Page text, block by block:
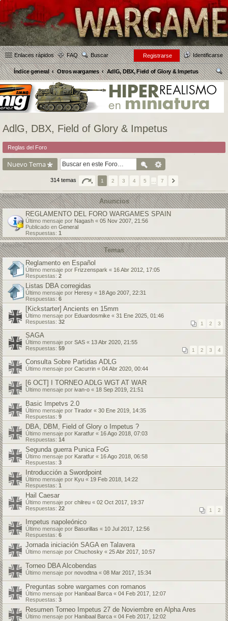
Enlaces rápidos FAQ Buscar Identificarse
Registrarse
Índice general Otros wargames
AdlG, DBX, Field of Glory & Impetus
us
AdlG, DBX, Field of Glory & Impetus
Reglas del Foro
Nuevo Tema
314 temas 1 2 3 4 5 7
Anuncios
REGLAMENTO DEL FORO WARGAMES SPAIN
Último mensaje por Nagash « 05 Nov 2007, 21:56
Publicado en General
Respuestas: 1
Temas
Reglamento en Español
Último mensaje por Frizzenspark « 16 Abr 2012, 17:05
Respuestas: 2
Listas DBA corregidas
Último mensaje por Heresy « 18 Ago 2007, 22:31
Respuestas: 6
[Kickstarter] Ancients en 15mm
Último mensaje por Eduardosmike « 31 Ene 2025, 01:46
Respuestas: 32 1 2 3
SAGA
Último mensaje por SAS « 13 Abr 2020, 21:55
Respuestas: 59 1 2 3 4
Consulta Sobre Partidas ADLG
Último mensaje por Cacurrin « 04 Abr 2020, 00:44
[6 OCT] I TORNEO ADLG WGT AT WAR
Último mensaje por ivan-o « 18 Sep 2019, 21:51
Basic Impetvs 2.0
Último mensaje por Tirador « 30 Ene 2019, 14:35
Respuestas: 9
DBA, DBM, Field of Glory o Impetus ?
Último mensaje por Karatfur « 16 Ago 2018, 07:03
Respuestas: 14
Segunda guerra Punica FoG
Último mensaje por Karatfur « 16 Ago 2018, 06:58
Respuestas: 3
Introducción a Swordpoint
Último mensaje por Kyu « 19 Feb 2018, 14:22
Respuestas: 1
Hail Caesar
Último mensaje por chilreu « 02 Oct 2017, 19:37
Respuestas: 22 1 2
Impetus napoleónico
Último mensaje por Basurillas « 10 Jul 2017, 12:56
Respuestas: 6
Jornada iniciación SAGA en Talavera
Último mensaje por Chuchosky « 25 Abr 2017, 10:57
Torneo DBA Alcobendas
Último mensaje por novodtna « 08 Mar 2017, 15:34
Preguntas sobre wargames con romanos
Último mensaje por Hanibaal Barca « 04 Feb 2017, 12:07
Respuestas: 3
Resumen Torneo Impetus 27 de Noviembre en Alpha Ares
Último mensaje por Hanibaal Barca « 04 Feb 2017, 12:02